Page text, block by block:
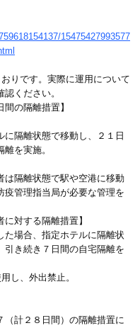
15475427993577
りです。実際に運用について
ください。
の隔離措置】
隔離状態で移動し、２１日
を実施。
は隔離状態で駅や空港に移動
疫管理指当局が必要な管理を
対する隔離措置】
た場合、指定ホテルに隔離状
引き続き７日間の自宅隔離を
し、外出禁止。
（計２８日間）の隔離措置に